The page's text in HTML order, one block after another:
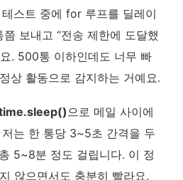
스트 중에 for 루프를 딜레이
보내고 “전송 제한에 도달했
. 500통 이하인데도 너무 빠
상 활동으로 감지하는 거예요.
으로 메일 사이에
는 한 통당 3~5초 간격을 두
5~8분 정도 걸립니다. 이 정
않으면서도 충분히 빨라요.